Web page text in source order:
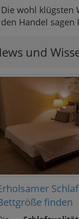
Die wohl klügsten
den Handel sagen
und
finden